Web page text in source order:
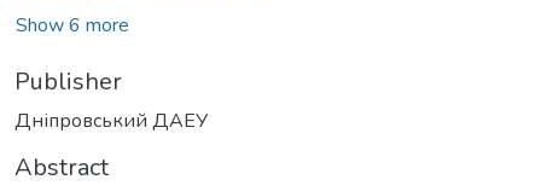
Show 6 more
Publisher
Дніпровський ДАЕУ
Abstract